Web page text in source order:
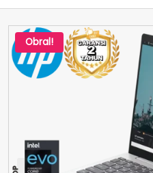
Obral!